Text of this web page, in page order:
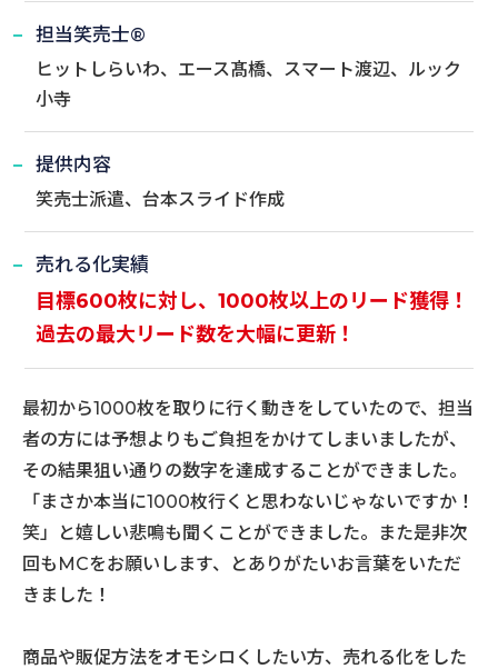
担当笑売士®
ヒットしらいわ、エース髙橋、スマート渡辺、ルック
小寺
提供内容
笑売士派遣、台本スライド作成
売れる化実績
目標600枚に対し、1000枚以上のリード獲得！
過去の最大リード数を大幅に更新！
最初から1000枚を取りに行く動きをしていたので、担当
者の方には予想よりもご負担をかけてしまいましたが、
その結果狙い通りの数字を達成することができました。
「まさか本当に1000枚行くと思わないじゃないですか！
笑」と嬉しい悲鳴も聞くことができました。また是非次
回もMCをお願いします、とありがたいお言葉をいただ
きました！
商品や販促方法をオモシロくしたい方、売れる化をした